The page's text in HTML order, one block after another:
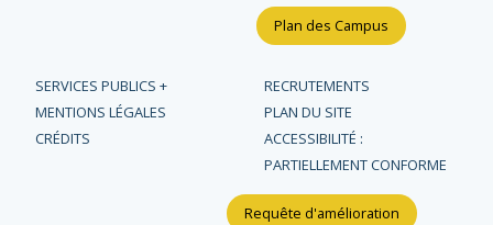
Plan des Campus
SERVICES PUBLICS +
RECRUTEMENTS
MENTIONS LÉGALES
PLAN DU SITE
CRÉDITS
ACCESSIBILITÉ :
PARTIELLEMENT CONFORME
Requête d'amélioration